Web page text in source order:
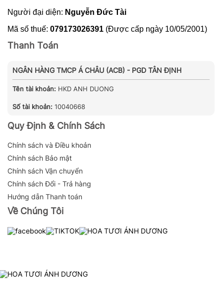
Người đại diện: Nguyễn Đức Tài
Mã số thuế: 079173026391 (Được cấp ngày 10/05/2001)
Thanh Toán
NGÂN HÀNG TMCP Á CHÂU (ACB) - PGD TÂN ĐỊNH
Tên tài khoản: HKD ANH DUONG
Số tài khoản: 10040668
Quy Định & Chính Sách
Chính sách và Điều khoản
Chính sách Bảo mật
Chính sách Vận chuyển
Chính sách Đổi - Trả hàng
Hướng dẫn Thanh toán
Về Chúng Tôi